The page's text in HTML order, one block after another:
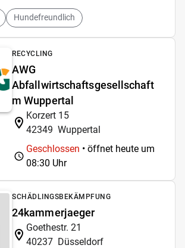
Hundefreundlich
RECYCLING
AWG
Abfallwirtschaftsgesellschaft
m Wuppertal
Korzert 15
42349 Wuppertal
Geschlossen • öffnet heute um
08:30 Uhr
SCHÄDLINGSBEKÄMPFUNG
24kammerjaeger
Goethestr. 21
40237 Düsseldorf